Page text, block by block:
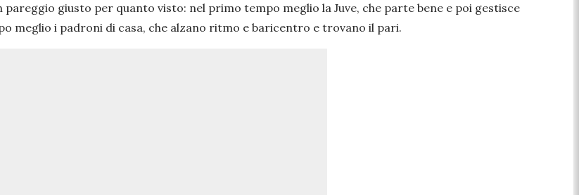
pareggio giusto per quanto visto: nel primo tempo meglio la Juve, che parte bene e poi gestisce
meglio i padroni di casa, che alzano ritmo e baricentro e trovano il pari.